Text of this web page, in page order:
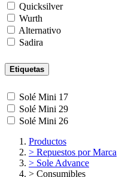
Quicksilver
Wurth
Alternativo
Sadira
Etiquetas
Solé Mini 17
Solé Mini 29
Solé Mini 26
Productos
> Repuestos por Marca
> Sole Advance
> Consumibles